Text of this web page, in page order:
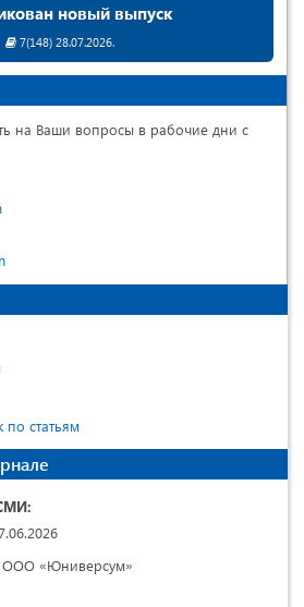
новый выпуск
7(148) 28.07.2026.
на Ваши вопросы в рабочие дни с
статьям
ООО «Юниверсум»